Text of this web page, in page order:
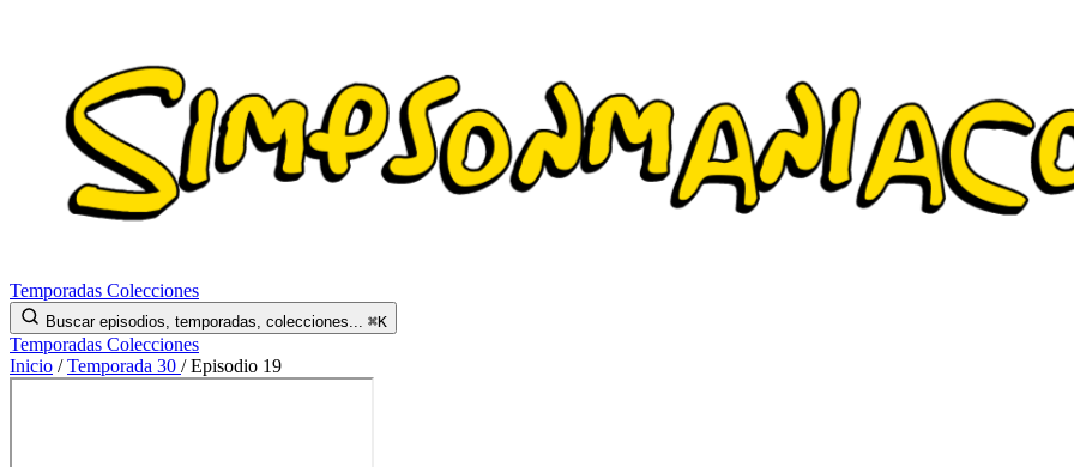
Temporadas Colecciones
Buscar episodios, temporadas, colecciones... ⌘K
Temporadas Colecciones
Inicio / Temporada 30 / Episodio 19